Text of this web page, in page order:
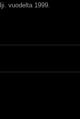
vuodelta 1999.